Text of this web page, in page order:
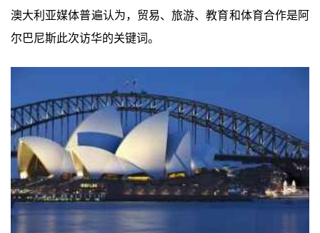
澳大利亚媒体普遍认为，贸易、旅游、教育和体育合作是阿
尔巴尼斯此次访华的关键词。